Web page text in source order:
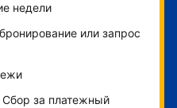
недели
или запрос
за платежный